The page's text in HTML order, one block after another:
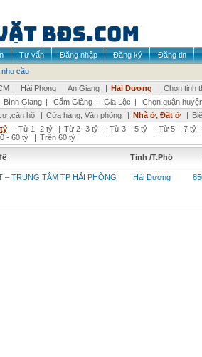
Tư vấn Đăng nhập Đăng ký
Đăng tin
cầu
| Hải Phòng | An Giang | Hải Dương | Chọn tỉnh
Bình Giang | Cẩm Giàng | Gia Lộc |
Chọn quận
,căn hộ | Cửa hàng, Văn phòng | Nhà ở, Đất ở |
| Từ 1 -2 tỷ | Từ 2 -3 tỷ | Từ 3 – 5 tỷ | Từ 5 – 7 tỷ
- 60 tỷ | Trên 60 tỷ
Tỉnh /T.Phố
– TRUNG TÂM TP HẢI PHÒNG Hải Dương